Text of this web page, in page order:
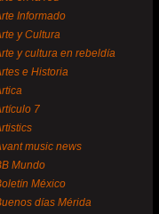
Informado
y Cultura
y cultura en rebeldía
e Historia
7
music news
Mundo
México
días Mérida